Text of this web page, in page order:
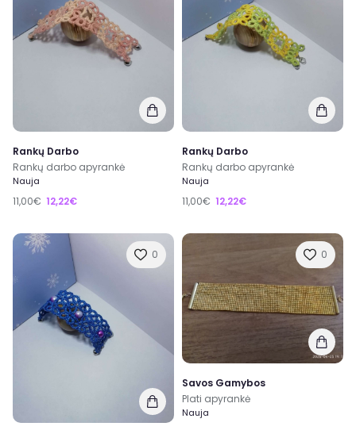
Rankų Darbo
Rankų darbo apyrankė
Nauja
11,00€ 12,22€
Rankų Darbo
Rankų darbo apyrankė
Nauja
11,00€ 12,22€
0 0
Savos Gamybos
Plati apyrankė
Nauja